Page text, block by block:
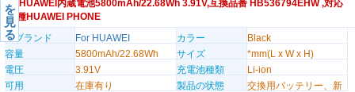
を
見
る
ー,HUAWEI内蔵電池5800mAh/22.68Wh 3.91V,互換品番 HB536794EHW ,対応
機種HUAWEI PHONE
のブランド
For HUAWEI カラー
Black
容量
5800mAh/22.68Wh サイズ
*mm(L x W x H)
電圧
3.91V 充電池種類
Li-ion
可用
在庫有り 製品の状態
交換用バッテリー、新